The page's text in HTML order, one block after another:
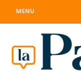
MENU